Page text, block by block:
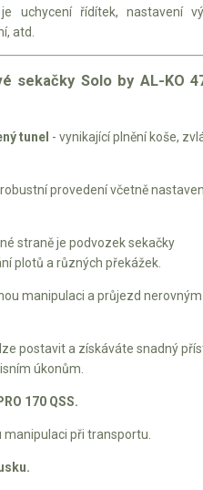
uchycení řídítek, nastavení
atd.
sekačky Solo by AL-KO
tunel - vynikající plnění koše,
provedení včetně
straně je podvozek sekačky
plotů a různých překážek.
manipulaci a průjezd nerovným
postavit a získáváte snadný
úkonům.
170 QSS.
manipulaci při transportu.